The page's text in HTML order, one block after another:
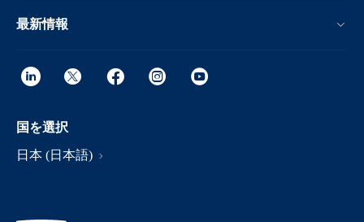
最新情報
国を選択
日本 (日本語)